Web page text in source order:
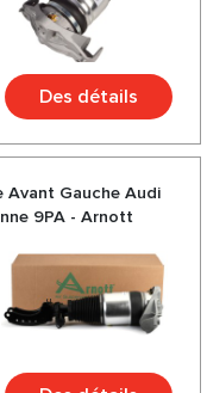
Des détails
Avant Gauche Audi
9PA - Arnott